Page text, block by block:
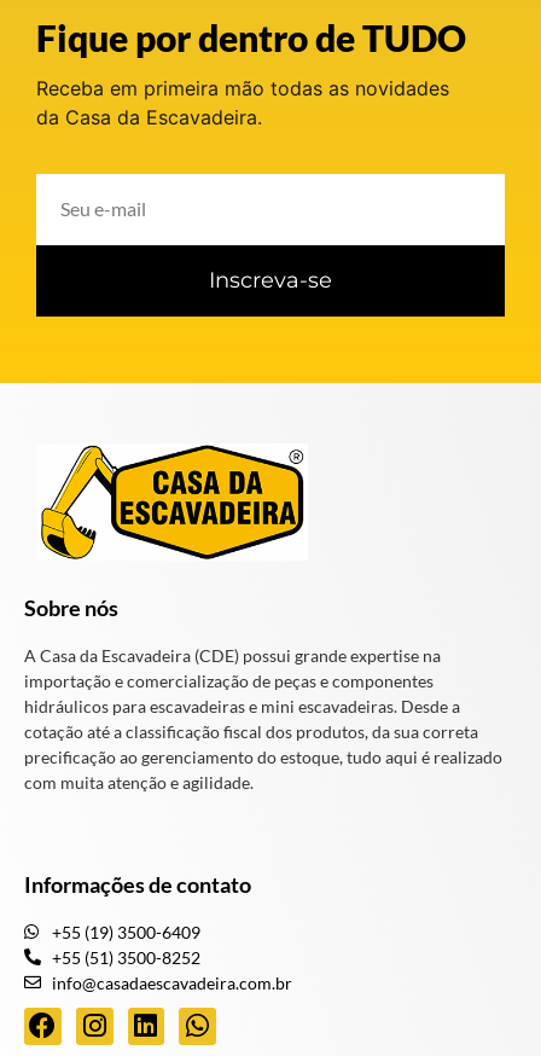
Fique por dentro de TUDO
Receba em primeira mão todas as novidades
da Casa da Escavadeira.
Inscreva-se
Sobre nós
A Casa da Escavadeira (CDE) possui grande expertise na
importação e comercialização de peças e componentes
hidráulicos para escavadeiras e mini escavadeiras. Desde a
cotação até a classificação fiscal dos produtos, da sua correta
precificação ao gerenciamento do estoque, tudo aqui é realizado
com muita atenção e agilidade.
Informações de contato
+55 (19) 3500-6409
+55 (51) 3500-8252
info@casadaescavadeira.com.br